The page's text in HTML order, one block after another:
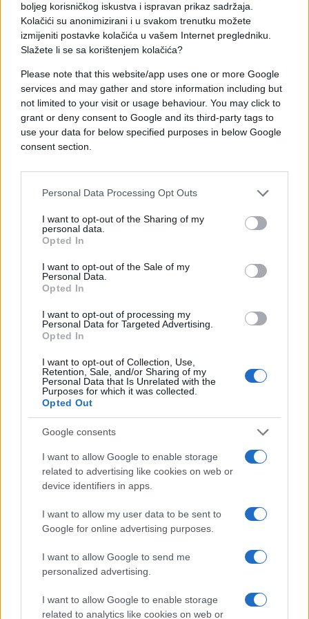
boljeg korisničkog iskustva i ispravan prikaz sadržaja.
Kolačići su anonimizirani i u svakom trenutku možete
izmijeniti postavke kolačića u vašem Internet pregledniku.
Slažete li se sa korištenjem kolačića?
Please note that this website/app uses one or more Google
services and may gather and store information including but
not limited to your visit or usage behaviour. You may click to
grant or deny consent to Google and its third-party tags to
use your data for below specified purposes in below Google
consent section.
Personal Data Processing Opt Outs
I want to opt-out of the Sharing of my
personal data.
Opted In
I want to opt-out of the Sale of my
Personal Data.
Opted In
I want to opt-out of processing my
Personal Data for Targeted Advertising.
Opted In
I want to opt-out of Collection, Use,
Retention, Sale, and/or Sharing of my
Personal Data that Is Unrelated with the
Purposes for which it was collected.
Opted Out
Google consents
I want to allow Google to enable storage
related to advertising like cookies on web or
device identifiers in apps.
I want to allow my user data to be sent to
Google for online advertising purposes.
I want to allow Google to send me
personalized advertising.
I want to allow Google to enable storage
related to analytics like cookies on web or
nekoliko metara dalje.
Pripadnici MUP-a KS su izvršili uviđaj.